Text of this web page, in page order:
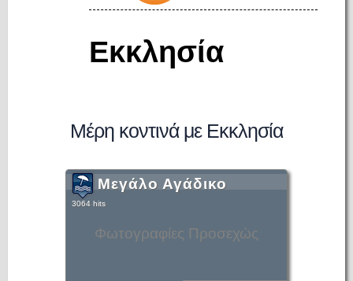
Εκκλησία
Μέρη κοντινά με Εκκλησία
Φωτογραφίες Προσεχώς
Μεγάλο Αγάδικο
3064 hits